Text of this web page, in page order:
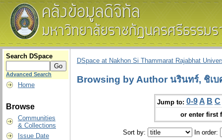
Search DSpace
Advanced Search
Home
Browse
Communities
& Collections
Issue Date
DSpace at Nakhon Si Thammarat Rajabhat
Browsing by Author นรินทร์, ชิเบ
Jump to: 0-9 A B C
or enter first
Sort by: In order: